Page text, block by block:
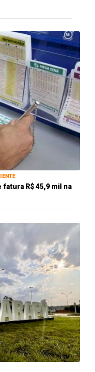
R$ 45,9 mil na